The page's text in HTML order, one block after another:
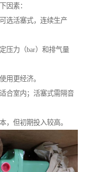
因素：
选活塞式，连续生产
压力（bar）和排气量
用更经济。
合室内；活塞式需隔音
，但初期投入较高。